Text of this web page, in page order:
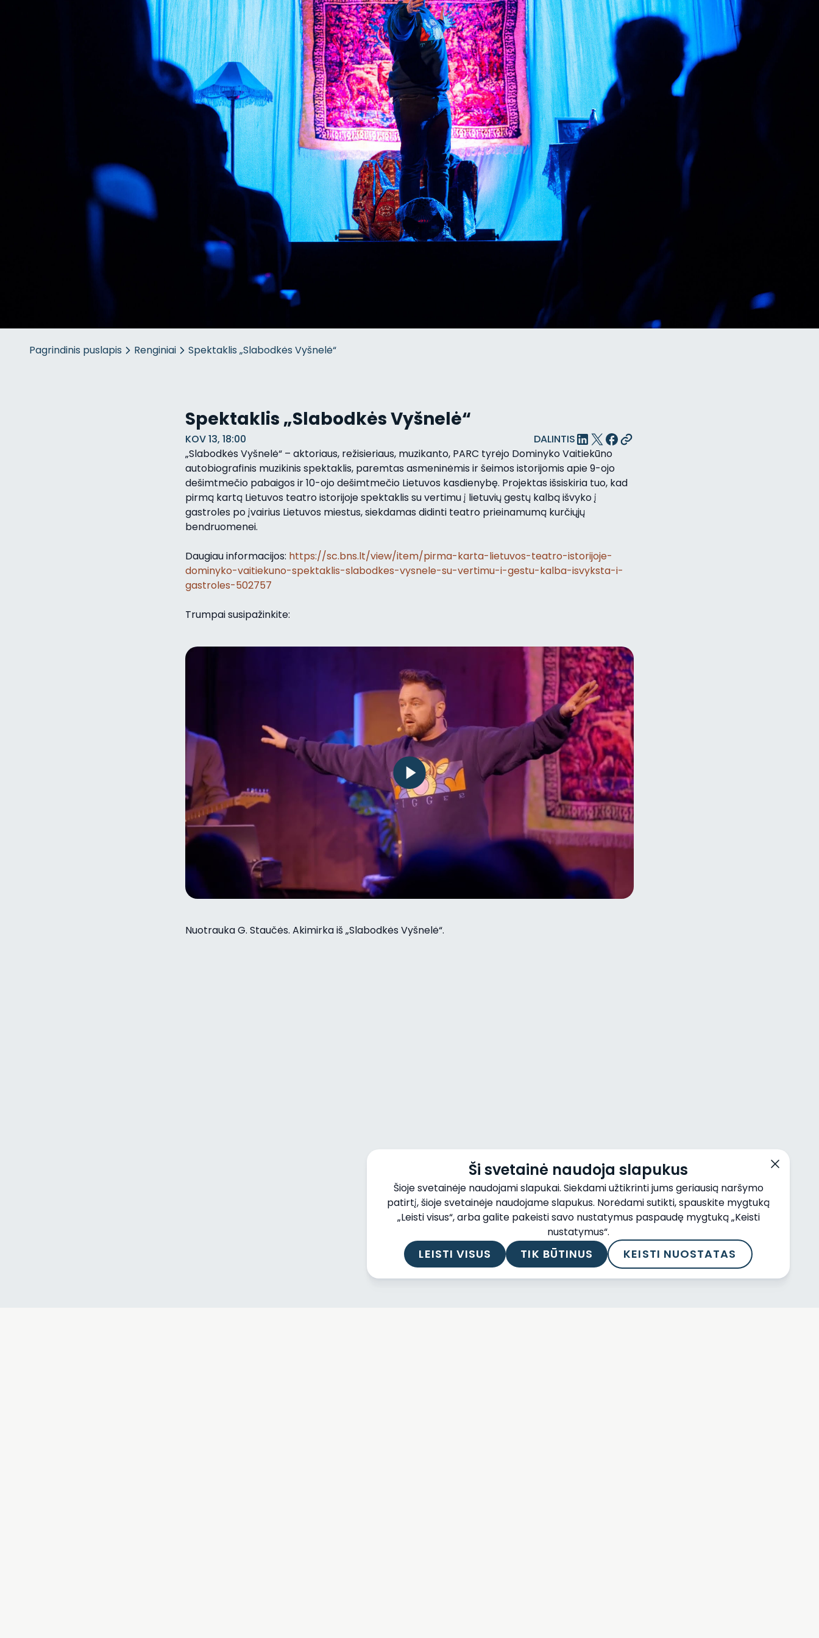
Pagrindinis puslapis Renginiai Spektaklis „Slabodkės Vyšnelė“
Spektaklis „Slabodkės Vyšnelė“
KOV 13, 18:00
DALINTIS
„Slabodkės Vyšnelė“ – aktoriaus, režisieriaus, muzikanto, PARC tyrėjo Dominyko Vaitiekūno
autobiografinis muzikinis spektaklis, paremtas asmeninėmis ir šeimos istorijomis apie 9-ojo
dešimtmečio pabaigos ir 10-ojo dešimtmečio Lietuvos kasdienybę. Projektas išsiskiria tuo, kad
pirmą kartą Lietuvos teatro istorijoje spektaklis su vertimu į lietuvių gestų kalbą išvyko į
gastroles po įvairius Lietuvos miestus, siekdamas didinti teatro prieinamumą kurčiųjų
bendruomenei.
Daugiau informacijos: https://sc.bns.lt/view/item/pirma-karta-lietuvos-teatro-istorijoje-
dominyko-vaitiekuno-spektaklis-slabodkes-vysnele-su-vertimu-i-gestu-kalba-isvyksta-i-
gastroles-502757
Trumpai susipažinkite:
Nuotrauka G. Staučės. Akimirka iš „Slabodkės Vyšnelė“.
Ši svetainė naudoja slapukus
Šioje svetainėje naudojami slapukai. Siekdami užtikrinti jums geriausią naršymo
patirtį, šioje svetainėje naudojame slapukus. Norėdami sutikti, spauskite mygtuką
„Leisti visus“, arba galite pakeisti savo nustatymus paspaudę mygtuką „Keisti
nustatymus“.
LEISTI VISUS TIK BŪTINUS KEISTI NUOSTATAS